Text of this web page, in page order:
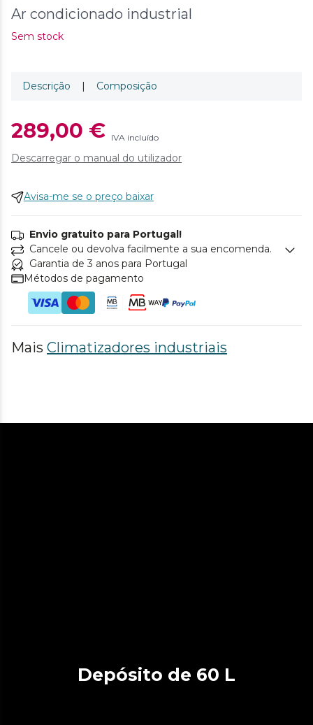
Ar condicionado industrial
Sem stock
Descrição | Composição
289,00 € IVA incluído
Descarregar o manual do utilizador
Avisa-me se o preço baixar
Envio gratuito para Portugal!
Cancele ou devolva facilmente a sua encomenda.
Garantia de 3 anos para Portugal
Métodos de pagamento
Mais Climatizadores industriais
Depósito de 60 L